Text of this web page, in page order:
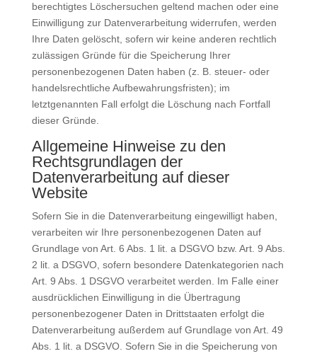
berechtigtes Löschersuchen geltend machen oder eine
Einwilligung zur Datenverarbeitung widerrufen, werden
Ihre Daten gelöscht, sofern wir keine anderen rechtlich
zulässigen Gründe für die Speicherung Ihrer
personenbezogenen Daten haben (z. B. steuer- oder
handelsrechtliche Aufbewahrungsfristen); im
letztgenannten Fall erfolgt die Löschung nach Fortfall
dieser Gründe.
Allgemeine Hinweise zu den
Rechtsgrundlagen der
Datenverarbeitung auf dieser
Website
Sofern Sie in die Datenverarbeitung eingewilligt haben,
verarbeiten wir Ihre personenbezogenen Daten auf
Grundlage von Art. 6 Abs. 1 lit. a DSGVO bzw. Art. 9 Abs.
2 lit. a DSGVO, sofern besondere Datenkategorien nach
Art. 9 Abs. 1 DSGVO verarbeitet werden. Im Falle einer
ausdrücklichen Einwilligung in die Übertragung
personenbezogener Daten in Drittstaaten erfolgt die
Datenverarbeitung außerdem auf Grundlage von Art. 49
Abs. 1 lit. a DSGVO. Sofern Sie in die Speicherung von